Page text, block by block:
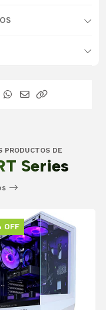
PRODUCTOS DE
Series
OFF